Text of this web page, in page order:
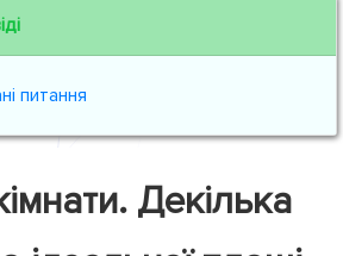
питання
Декілька